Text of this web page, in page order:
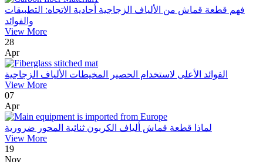
فهم قطعة قماش من الألياف الزجاجية أحادية الاتجاه: التطبيقات
والفوائد
View More
28
Apr
الفوائد الأعلى لاستخدام الحصير المخيطات الألياف الزجاجية
View More
07
Apr
لماذا قطعة قماش ألياف الكربون ثنائية المحور ضرورية
View More
19
Nov